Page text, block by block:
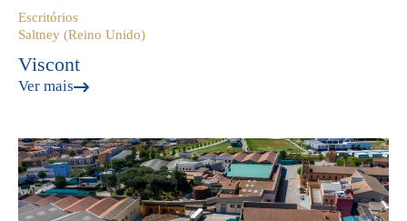
Escritórios
Saltney (Reino Unido)
Viscont
Ver mais